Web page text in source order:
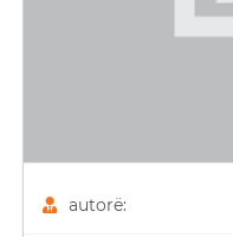
autorë: